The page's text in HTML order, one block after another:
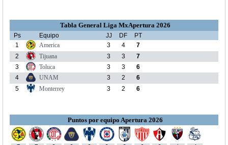
Tabla General Liga MxApertura 2026
Ps Equipo JJ DF
PT
1
America 3 4
7
2
Tijuana 3 3
7
3
Toluca 3 3
6
4
UNAM 3 2
6
5
Monterrey 3 2 6
Puntos por equipo Apertura 2026